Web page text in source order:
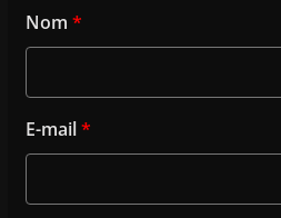
Nom *
E-mail*